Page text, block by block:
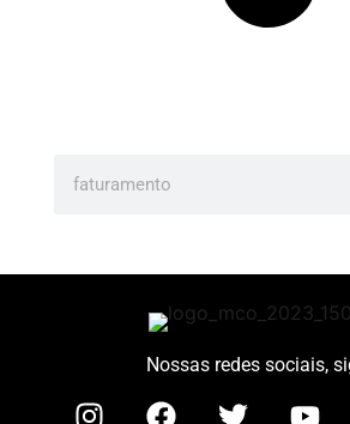
Nossas redes sociais,